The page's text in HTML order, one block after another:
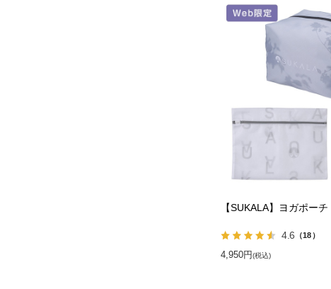
【SUKALA】ヨガポーチ
4.6 （18）
4,950円(税込)